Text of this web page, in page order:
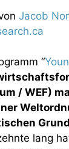
Jacob
“
/ WEF)
lang